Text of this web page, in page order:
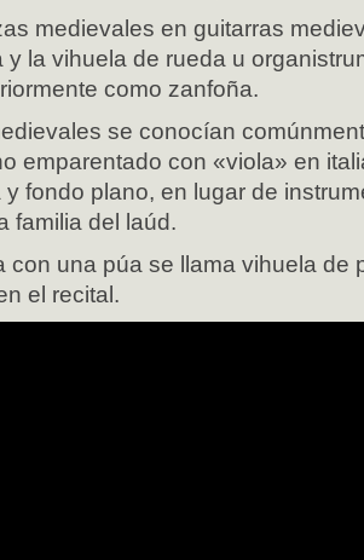
medievales en guitarras
y la vihuela de rueda u
como zanfoña.
se conocían
emparentado con «viola» en
fondo plano, en lugar de
familia del laúd.
con una púa se llama vihuela de
el recital.